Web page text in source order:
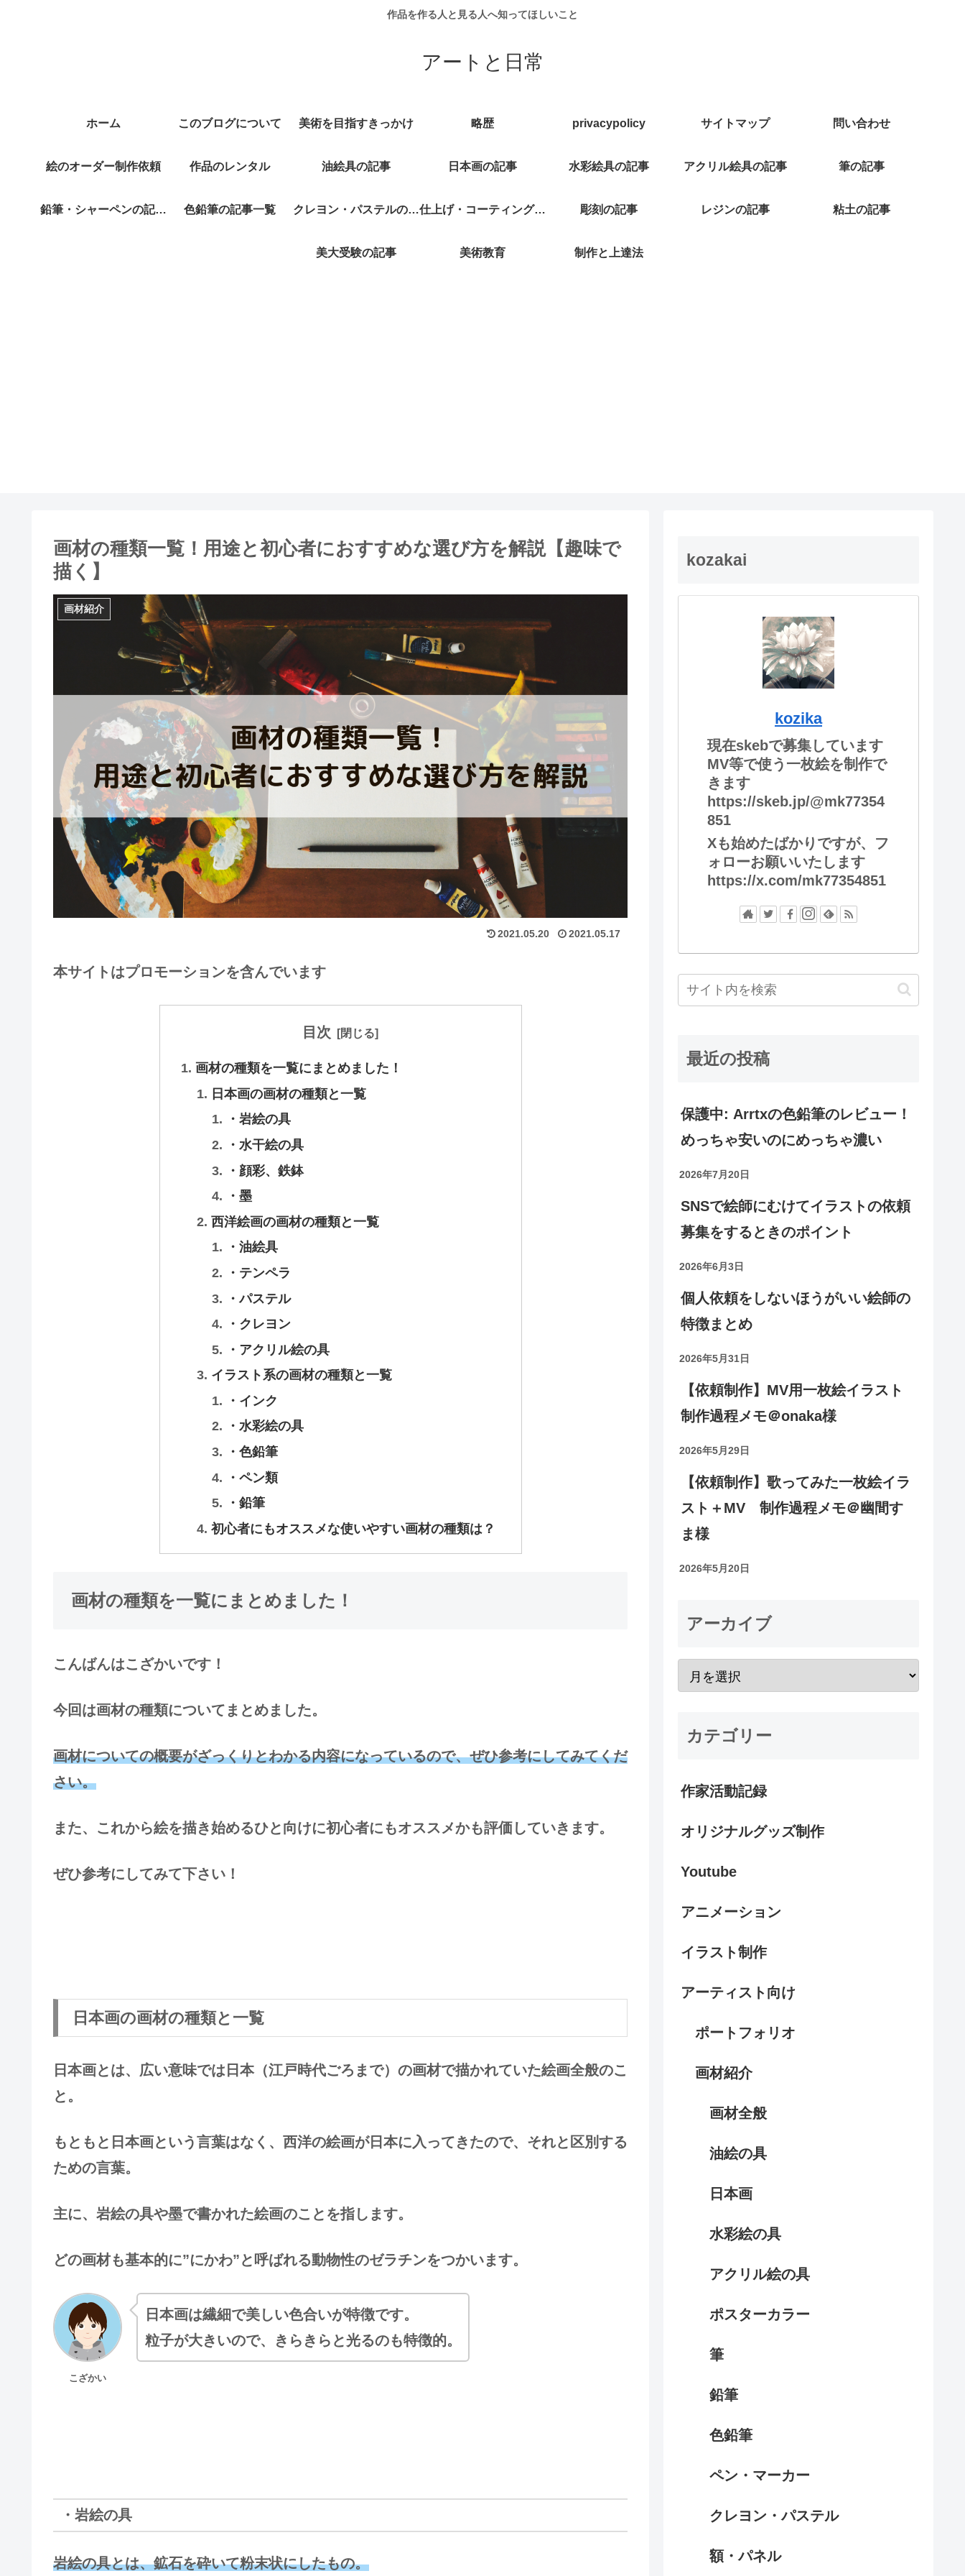
作品を作る人と見る人へ知ってほしいこと
アートと日常
ホーム このブログについて 美術を目指すきっかけ 略歴 privacypolicy サイトマップ 問い合わせ
絵のオーダー制作依頼 作品のレンタル 油絵具の記事 日本画の記事 水彩絵具の記事 アクリル絵具の記事 筆の記事
鉛筆・シャーペンの記事 色鉛筆の記事一覧 クレヨン・パステルの記
事
仕上げ・コーティング記
事
彫刻の記事 レジンの記事 粘土の記事
美大受験の記事 美術教育 制作と上達法
画材の種類一覧！用途と初心者におすすめな選び方を解説【趣味で
描く】
画材紹介
2021.05.20 2021.05.17
本サイトはプロモーションを含んでいます
目次
画材の種類を一覧にまとめました！
日本画の画材の種類と一覧
・岩絵の具
・水干絵の具
・顔彩、鉄鉢
・墨
西洋絵画の画材の種類と一覧
・油絵具
・テンペラ
・パステル
・クレヨン
・アクリル絵の具
イラスト系の画材の種類と一覧
・インク
・水彩絵の具
・色鉛筆
・ペン類
・鉛筆
初心者にもオススメな使いやすい画材の種類は？
画材の種類を一覧にまとめました！
こんばんはこざかいです！
今回は画材の種類についてまとめました。
画材についての概要がざっくりとわかる内容になっているので、ぜひ参考にしてみてくだ
さい。
また、これから絵を描き始めるひと向けに初心者にもオススメかも評価していきます。
ぜひ参考にしてみて下さい！
日本画の画材の種類と一覧
日本画とは、広い意味では日本（江戸時代ごろまで）の画材で描かれていた絵画全般のこ
と。
もともと日本画という言葉はなく、西洋の絵画が日本に入ってきたので、それと区別する
ための言葉。
主に、岩絵の具や墨で書かれた絵画のことを指します。
どの画材も基本的に”にかわ”と呼ばれる動物性のゼラチンをつかいます。
こざかい
日本画は繊細で美しい色合いが特徴です。
粒子が大きいので、きらきらと光るのも特徴的。
・岩絵の具
岩絵の具とは、鉱石を砕いて粉末状にしたもの。
kozakai
kozika
現在skebで募集しています
MV等で使う一枚絵を制作で
きます
https://skeb.jp/@mk77354
851
Xも始めたばかりですが、フ
ォローお願いいたします
https://x.com/mk77354851
最近の投稿
保護中: Arrtxの色鉛筆のレビュー！
めっちゃ安いのにめっちゃ濃い
2026年7月20日
SNSで絵師にむけてイラストの依頼
募集をするときのポイント
2026年6月3日
個人依頼をしないほうがいい絵師の
特徴まとめ
2026年5月31日
【依頼制作】MV用一枚絵イラスト
制作過程メモ＠onaka様
2026年5月29日
【依頼制作】歌ってみた一枚絵イラ
スト＋MV 制作過程メモ＠幽間す
ま様
2026年5月20日
アーカイブ
カテゴリー
作家活動記録
オリジナルグッズ制作
Youtube
アニメーション
イラスト制作
アーティスト向け
ポートフォリオ
画材紹介
画材全般
油絵の具
日本画
水彩絵の具
アクリル絵の具
ポスターカラー
筆
鉛筆
色鉛筆
ペン・マーカー
クレヨン・パステル
額・パネル